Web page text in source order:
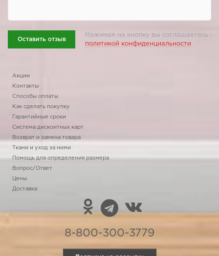
Оставить отзыв
Нажимая на кнопку вы соглашаетесь с
политикой конфиденциальности
Акции
Контакты
Способы оплаты
Как сделать покупку
Гарантийные сроки
Система дисконтных карт
Возврат и замена товара
Ткани и уход за ними
Помощь для определения размера
Вопрос/Ответ
Цены
Доставка
8-800-300-3779